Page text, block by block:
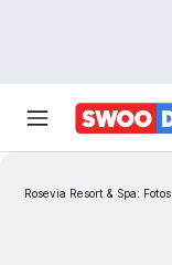
Rosevia Resort & Spa: Fotos